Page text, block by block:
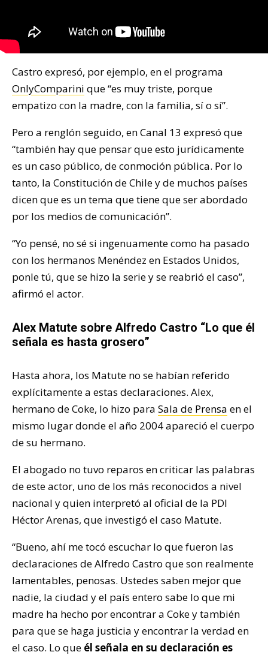
Castro expresó, por ejemplo, en el programa
OnlyComparini que “es muy triste, porque
empatizo con la madre, con la familia, sí o sí”.
Pero a renglón seguido, en Canal 13 expresó que
“también hay que pensar que esto jurídicamente
es un caso público, de conmoción pública. Por lo
tanto, la Constitución de Chile y de muchos países
dicen que es un tema que tiene que ser abordado
por los medios de comunicación”.
“Yo pensé, no sé si ingenuamente como ha pasado
con los hermanos Menéndez en Estados Unidos,
ponle tú, que se hizo la serie y se reabrió el caso”,
afirmó el actor.
Alex Matute sobre Alfredo Castro “Lo que él
señala es hasta grosero”
Hasta ahora, los Matute no se habían referido
explícitamente a estas declaraciones. Alex,
hermano de Coke, lo hizo para Sala de Prensa en el
mismo lugar donde el año 2004 apareció el cuerpo
de su hermano.
El abogado no tuvo reparos en criticar las palabras
de este actor, uno de los más reconocidos a nivel
nacional y quien interpretó al oficial de la PDI
Héctor Arenas, que investigó el caso Matute.
“Bueno, ahí me tocó escuchar lo que fueron las
declaraciones de Alfredo Castro que son realmente
lamentables, penosas. Ustedes saben mejor que
nadie, la ciudad y el país entero sabe lo que mi
madre ha hecho por encontrar a Coke y también
para que se haga justicia y encontrar la verdad en
el caso. Lo que él señala en su declaración es